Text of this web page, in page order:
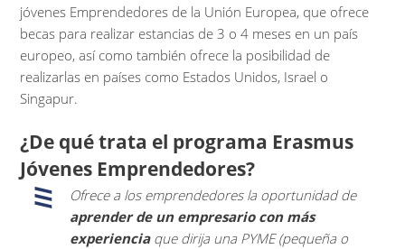
jóvenes Emprendedores de la Unión Europea, que ofrece
becas para realizar estancias de 3 o 4 meses en un país
europeo, así como también ofrece la posibilidad de
realizarlas en países como Estados Unidos, Israel o
Singapur.
¿De qué trata el programa Erasmus
Jóvenes Emprendedores?
Ofrece a los emprendedores la oportunidad de
aprender de un empresario con más
experiencia que dirija una PYME (pequeña o